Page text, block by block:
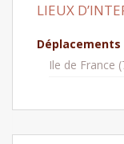
LIEUX
Ile de France